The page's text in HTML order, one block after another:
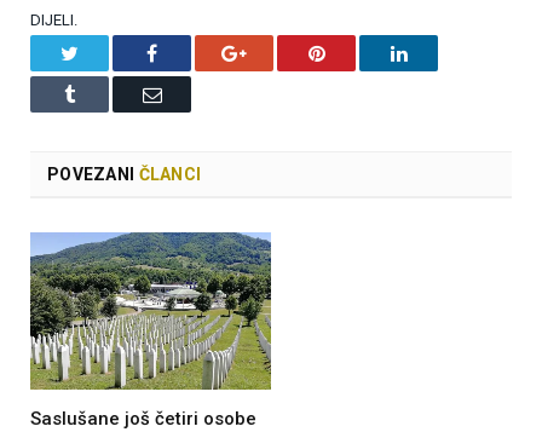
DIJELI.
Facebook Google+ Pinterest LinkedIn
Tumblr Email
POVEZANI ČLANCI
Saslušane još četiri osobe